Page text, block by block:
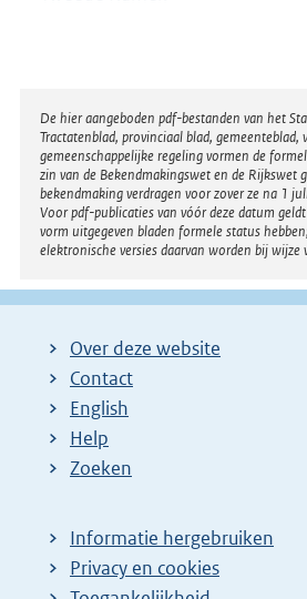
Disclaimer
De hier aangeboden pdf-bestanden van het
Tractatenblad, provinciaal blad, gemeenteblad,
gemeenschappelijke regeling vormen de
zin van de Bekendmakingswet en de Rijkswet
bekendmaking verdragen voor zover ze na 1
Voor pdf-publicaties van vóór deze datum
vorm uitgegeven bladen formele status
elektronische versies daarvan worden bij wijze
Over deze website
Contact
English
Help
Zoeken
Informatie hergebruiken
Privacy en cookies